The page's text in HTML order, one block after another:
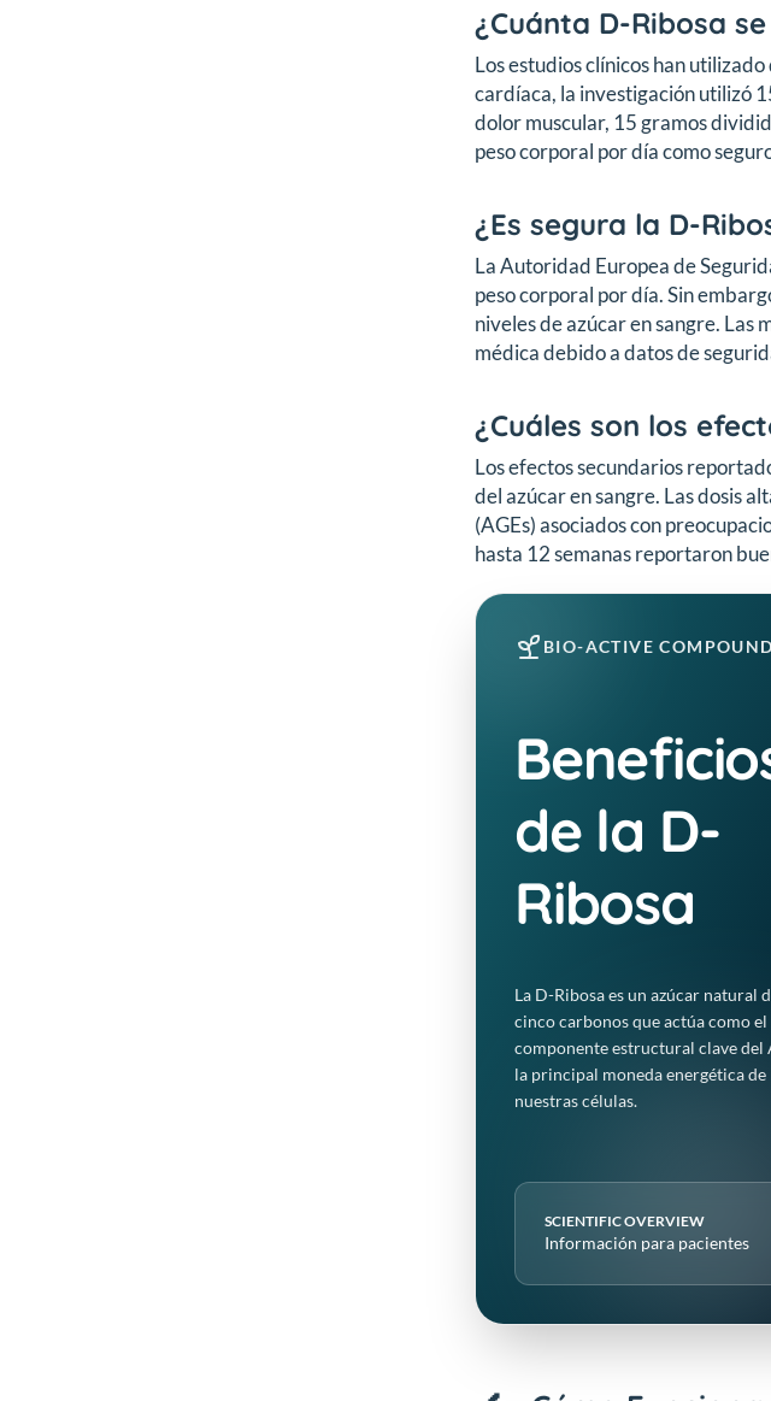
¿Cuánta D-Ribosa
Los estudios clínicos han
cardíaca, la investigación utilizó
dolor muscular, 15 gramos
peso corporal por día como
¿Es segura la D-
La Autoridad Europea de
peso corporal por día. Sin
niveles de azúcar en sangre.
médica debido a datos de
¿Cuáles son los
Los efectos secundarios
del azúcar en sangre. Las dosis
(AGEs) asociados con
hasta 12 semanas reportaron
BIO-ACTIVE COMPOUND
de la D-
Ribosa
La D-Ribosa es un azúcar natural
cinco carbonos que actúa como el
componente estructural clave del
la principal moneda energética de
nuestras células.
SCIENTIFIC OVERVIEW
Información para pacientes
evitando el lento proceso de creación desde cero en el cuerpo.